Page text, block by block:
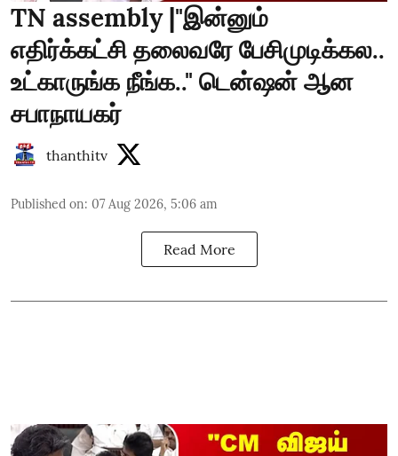
TN assembly |"இன்னும்
எதிர்க்கட்சி தலைவரே பேசிமுடிக்கல..
உட்காருங்க நீங்க.." டென்ஷன் ஆன
சபாநாயகர்
thanthitv
Published on: 07 Aug 2026, 5:06 am
Read More